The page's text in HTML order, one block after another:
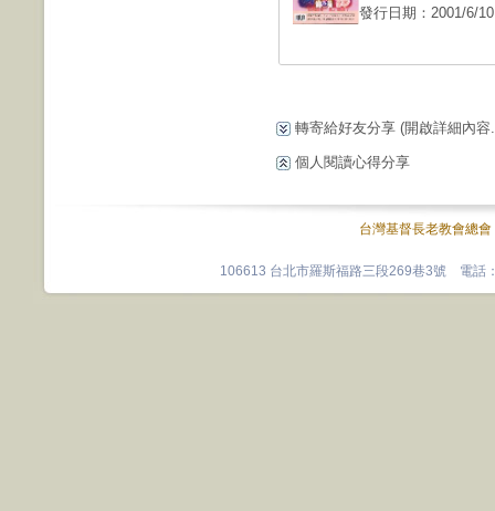
發行日期：2001/6/10
轉寄給好友分享 (開啟詳細內容
個人閱讀心得分享
台灣基督長老教會總會
106613 台北市羅斯福路三段269巷3號 電